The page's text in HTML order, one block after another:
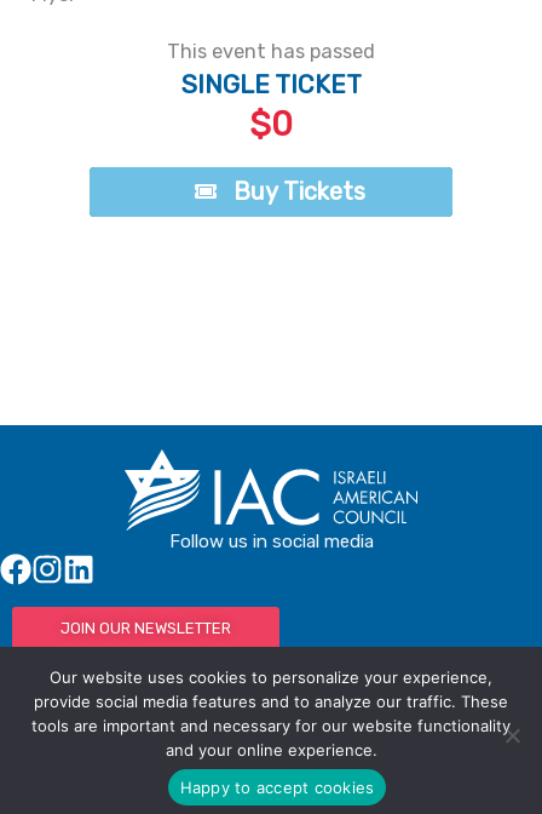
This event has passed
SINGLE TICKET
$0
Buy Tickets
Follow us in social media
JOIN OUR NEWSLETTER
© IAC - All rights ReservedPowered by Activated Digital
Privacy Policy / Terms and Conditions
Our website uses cookies to personalize your experience,
provide social media features and to analyze our traffic. These
tools are important and necessary for our website functionality
and your online experience.
Happy to accept cookies